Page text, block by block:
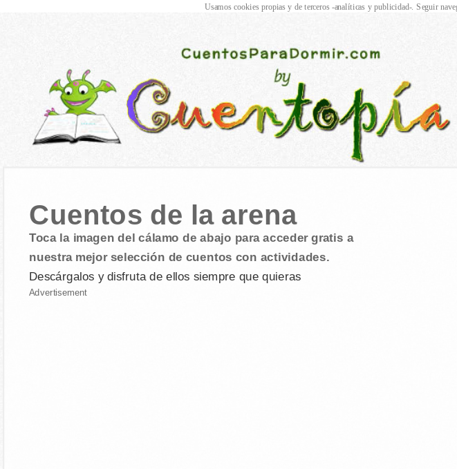
Cuentos de la arena
Toca la imagen del cálamo de abajo para acceder gratis a
nuestra mejor selección de cuentos con actividades.
Descárgalos y disfruta de ellos siempre que quieras
Advertisement
Usamos cookies propias y de terceros -analíticas y publicidad-. Seguir